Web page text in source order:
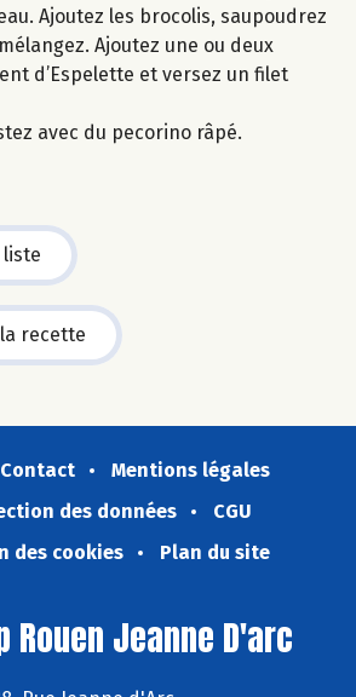
Ajoutez les brocolis, saupoudrez
Ajoutez une ou deux
d’Espelette et versez un filet
avec du pecorino râpé.
liste
recette
Contact
Mentions légales
des données
CGU
des cookies
Plan du site
Rouen Jeanne D'arc